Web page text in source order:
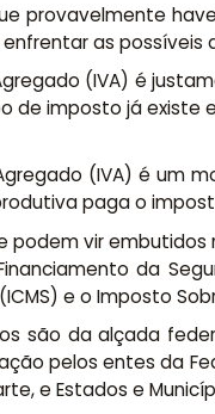
provavelmente
as possíveis
(IVA) é
de imposto já existe
(IVA) é um
paga o
podem vir embutidos
da
e o Imposto
são da alçada
pelos entes da
e Estados e